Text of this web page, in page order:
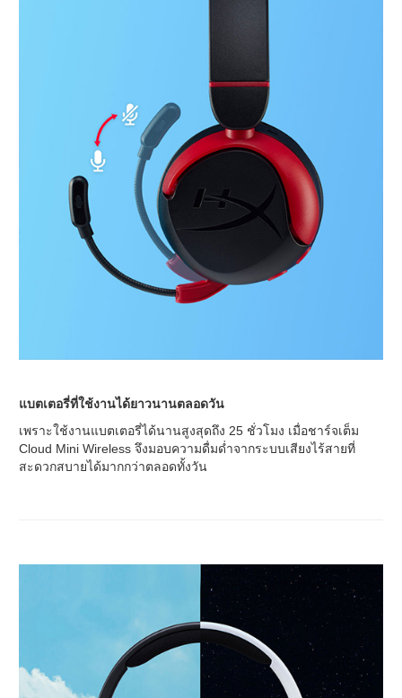
แบตเตอรี่ที่ใช้งานได้ยาวนานตลอดวัน
เพราะใช้งานแบตเตอรี่ได้นานสูงสุดถึง 25 ชั่วโมง เมื่อชาร์จเต็ม
Cloud Mini Wireless จึงมอบความดื่มด่ำจากระบบเสียงไร้สายที่
สะดวกสบายได้มากกว่าตลอดทั้งวัน